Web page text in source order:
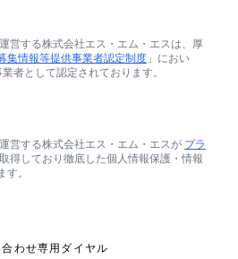
営する株式会社エス・エム・エスは、厚
集情報等提供事業者認定制度 」におい
者として認定されております。
営する株式会社エス・エム・エスが プラ
得しており徹底した個人情報保護・情報
。
わせ専用ダイヤル